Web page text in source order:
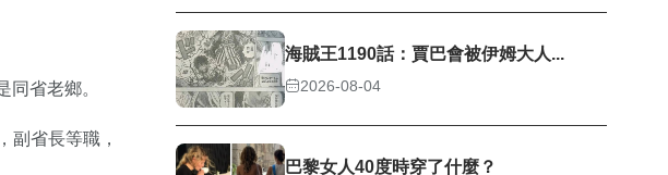
省老鄉。
副省長等職，
海賊王1190話：賈巴會被伊姆大人...
2026-08-04
巴黎女人40度時穿了什麼？